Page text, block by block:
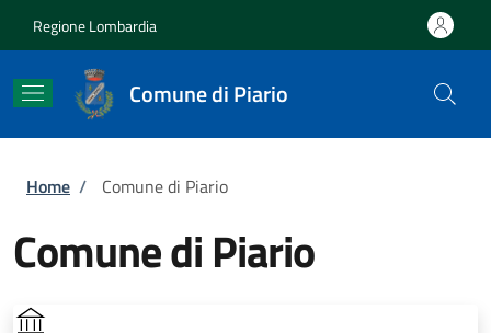
Regione Lombardia
Comune di Piario
Briciole di pane
Home / Comune di Piario
Comune di Piario